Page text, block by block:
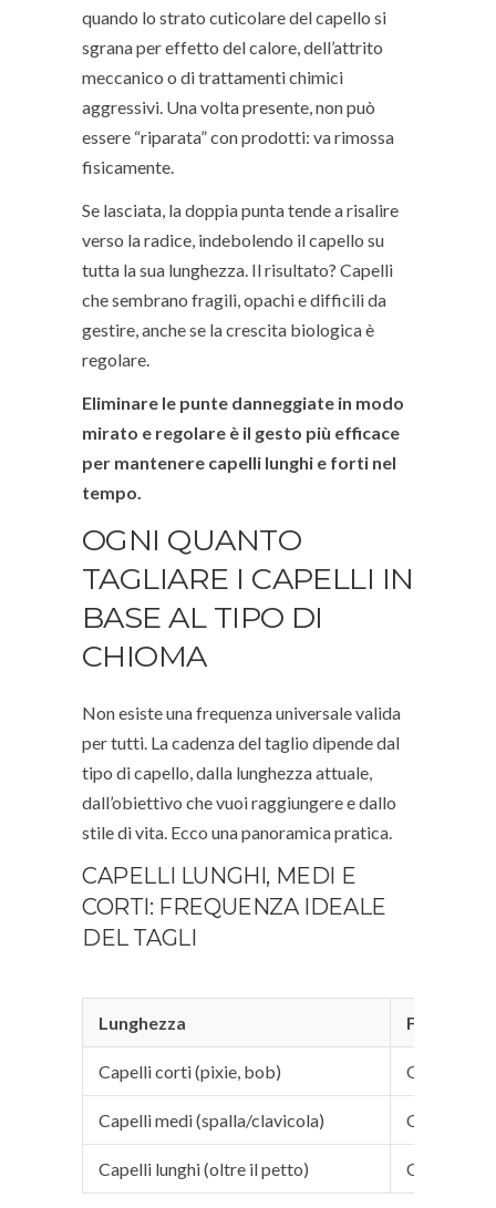
quando lo strato cuticolare del capello si
sgrana per effetto del calore, dell’attrito
meccanico o di trattamenti chimici
aggressivi. Una volta presente, non può
essere “riparata” con prodotti: va rimossa
fisicamente.
Se lasciata, la doppia punta tende a risalire
verso la radice, indebolendo il capello su
tutta la sua lunghezza. Il risultato? Capelli
che sembrano fragili, opachi e difficili da
gestire, anche se la crescita biologica è
regolare.
Eliminare le punte danneggiate in modo
mirato e regolare è il gesto più efficace
per mantenere capelli lunghi e forti nel
tempo.
OGNI QUANTO
TAGLIARE I CAPELLI IN
BASE AL TIPO DI
CHIOMA
Non esiste una frequenza universale valida
per tutti. La cadenza del taglio dipende dal
tipo di capello, dalla lunghezza attuale,
dall’obiettivo che vuoi raggiungere e dallo
stile di vita. Ecco una panoramica pratica.
CAPELLI LUNGHI, MEDI E
CORTI: FREQUENZA IDEALE
DEL TAGLI
Lunghezza
Capelli corti (pixie, bob) Ogni 4–6
Capelli medi (spalla/clavicola) Ogni 8–10
Capelli lunghi (oltre il petto) Ogni